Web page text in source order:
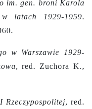
im. gen. broni Karola
w latach 1929-1959.
w Warszawie 1929-
, red. Zuchora K.,
Rzeczypospolitej, red.